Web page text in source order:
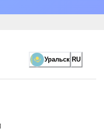
Уральск RU